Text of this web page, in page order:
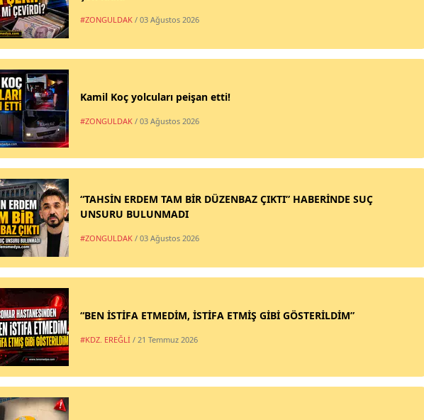
#ZONGULDAK / 03 Ağustos 2026
Kamil Koç yolcuları peişan etti!
#ZONGULDAK / 03 Ağustos 2026
“TAHSİN ERDEM TAM BİR DÜZENBAZ ÇIKTI” HABERİNDE SUÇ
UNSURU BULUNMADI
#ZONGULDAK / 03 Ağustos 2026
“BEN İSTİFA ETMEDİM, İSTİFA ETMİŞ GİBİ GÖSTERİLDİM”
#KDZ. EREĞLİ / 21 Temmuz 2026